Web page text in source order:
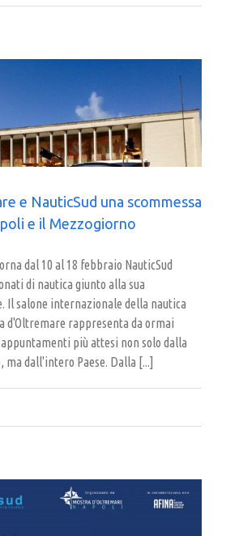
e NauticSud una scommessa
e il Mezzogiorno
dal 10 al 18 febbraio NauticSud
di nautica giunto alla sua
Il salone internazionale della nautica
d'Oltremare rappresenta da ormai
più attesi non solo dalla
dall'intero Paese. Dalla [...]